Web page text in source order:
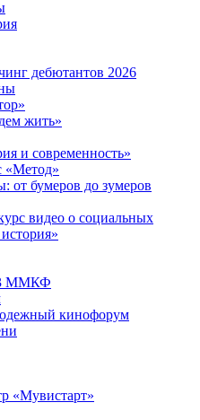
дебютантов 2026
жить»
и современность»
«Метод»
от бумеров до зумеров
видео о социальных
ММКФ
кинофорум
«Мувистарт»